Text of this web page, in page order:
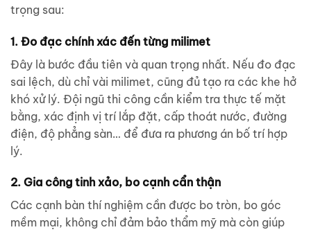
trọng sau:
1. Đo đạc chính xác đến từng milimet
Đây là bước đầu tiên và quan trọng nhất. Nếu đo đạc
sai lệch, dù chỉ vài milimet, cũng đủ tạo ra các khe hở
khó xử lý. Đội ngũ thi công cần kiểm tra thực tế mặt
bằng, xác định vị trí lắp đặt, cấp thoát nước, đường
điện, độ phẳng sàn… để đưa ra phương án bố trí hợp
lý.
2. Gia công tinh xảo, bo cạnh cẩn thận
Các cạnh bàn thí nghiệm cần được bo tròn, bo góc
mềm mại, không chỉ đảm bảo thẩm mỹ mà còn giúp